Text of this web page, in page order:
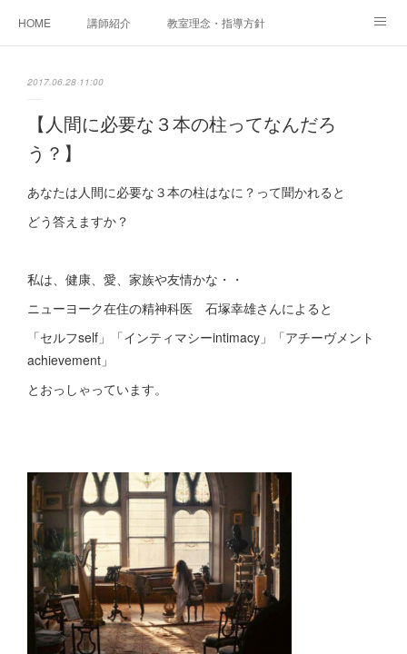
HOME 講師紹介 教室理念・指導方針
ご相談・体験レッスンお申し込み
2017.06.28 11:00
【人間に必要な３本の柱ってなんだろ
う？】
あなたは人間に必要な３本の柱はなに？って聞かれると
どう答えますか？
私は、健康、愛、家族や友情かな・・
ニューヨーク在住の精神科医 石塚幸雄さんによると
「セルフself」「インティマシーintimacy」「アチーヴメント
achievement」
とおっしゃっています。